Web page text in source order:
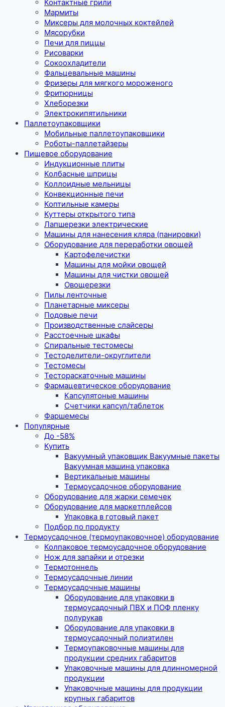
Контактные грили
Мармиты
Миксеры для молочных коктейлей
Мясорубки
Печи для пиццы
Рисоварки
Сокоохладители
Фальцевальные машины
Фризеры для мягкого мороженого
Фритюрницы
Хлеборезки
Электрокипятильники
Паллетоупаковщики
Мобильные паллетоупаковщики
Роботы-паллетайзеры
Пищевое оборудование
Индукционные плиты
Колбасные шприцы
Коллоидные мельницы
Конвекционные печи
Коптильные камеры
Куттеры открытого типа
Лапшерезки электрические
Машины для нанесения кляра (панировки)
Оборудование для переработки овощей
Картофелечистки
Машины для мойки овощей
Машины для чистки овощей
Овощерезки
Пилы ленточные
Планетарные миксеры
Подовые печи
Производственные слайсеры
Расстоечные шкафы
Спиральные тестомесы
Тестоделители-округлители
Тестомесы
Тестораскаточные машины
Фармацевтическое оборудование
Капсулятоные машины
Счетчики капсул/таблеток
Фаршемесы
Популярные
До -58%
Купить
Вакуумный упаковщик Вакуумные пакеты
Вакуумная машина упаковка
Вертикальные машины
Термоусадочное оборудование
Оборудование для жарки семечек
Оборудование для маркетплейсов
Упаковка в готовый пакет
Подбор по продукту
Термоусадочное (термоупаковочное) оборудование
Колпаковое термоусадочное оборудование
Нож для запайки и отрезки
Термотоннель
Термоусадочные линии
Термоусадочные машины
Оборудование для упаковки в
термоусадочный ПВХ и ПОФ пленку
полурукав
Оборудование для упаковки в
термоусадочный полиэтилен
Термоупаковочные машины для
продукции средних габаритов
Упаковочные машины для длинномерной
продукции
Упаковочные машины для продукции
крупных габаритов